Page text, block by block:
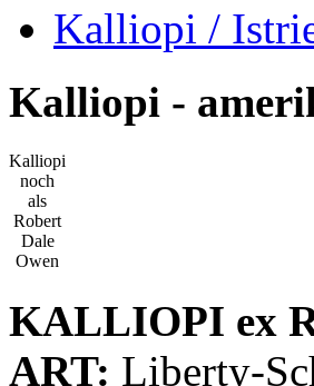
Kalliopi /
Kalliopi -
Kalliopi
noch
als
Robert
Dale
Owen
KALLIOPI ex
ART: Liberty-